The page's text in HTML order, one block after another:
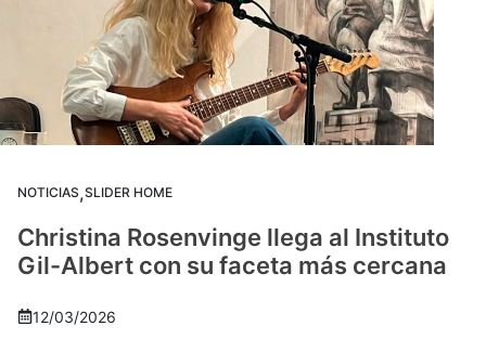
NOTICIAS,SLIDER HOME
Christina Rosenvinge llega al Instituto
Gil-Albert con su faceta más cercana
12/03/2026